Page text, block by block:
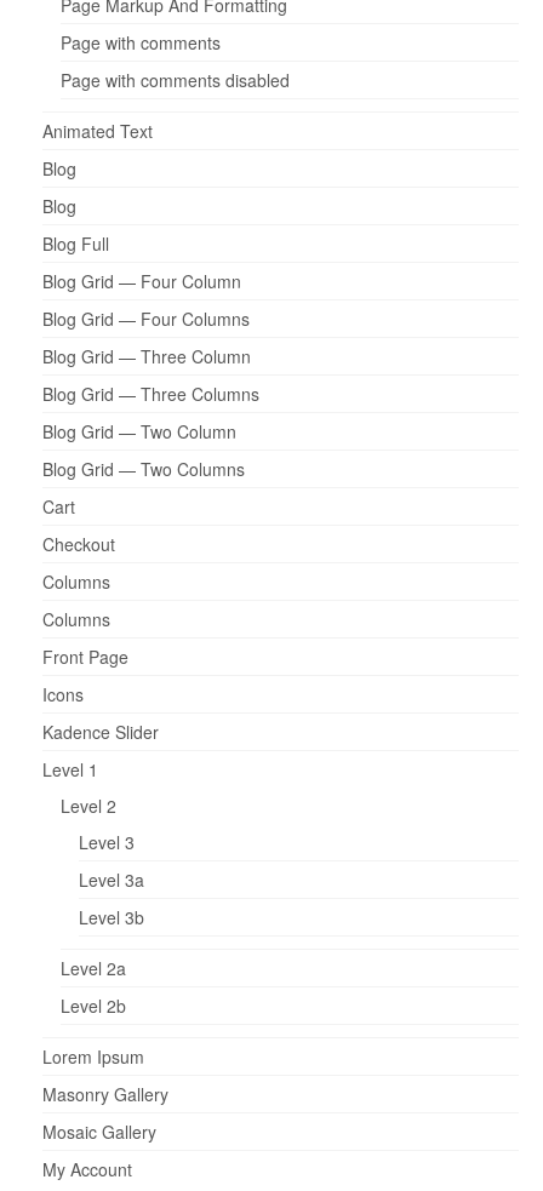
Page Markup And Formatting
Page with comments
Page with comments disabled
Animated Text
Blog
Blog
Blog Full
Blog Grid — Four Column
Blog Grid — Four Columns
Blog Grid — Three Column
Blog Grid — Three Columns
Blog Grid — Two Column
Blog Grid — Two Columns
Cart
Checkout
Columns
Columns
Front Page
Icons
Kadence Slider
Level 1
Level 2
Level 3
Level 3a
Level 3b
Level 2a
Level 2b
Lorem Ipsum
Masonry Gallery
Mosaic Gallery
My Account